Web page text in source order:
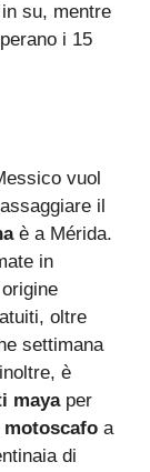
su, mentre
i 15
vuol
il
è a Mérida.
in
oltre
settimana
è
mayaper
motoscafo a
di